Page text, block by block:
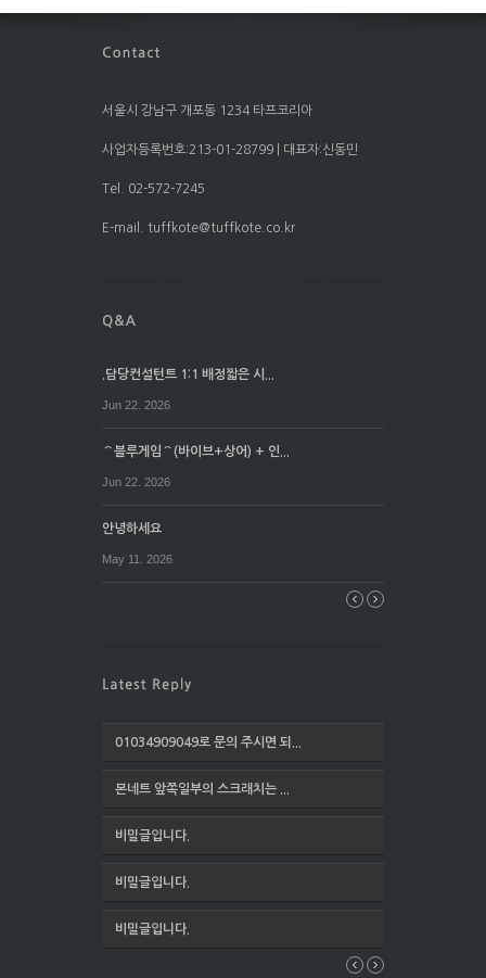
서울시 강남구 개포동 1234 타프코리아
사업자등록번호:213-01-28799 | 대표자:신동민
Tel. 02-572-7245
E-mail. tuffkote@tuffkote.co.kr
.담당컨설턴트 1:1 배정짧은 시...
Jun 22. 2026
⌒블루게임⌒(바이브+상어) + 인...
Jun 22. 2026
안녕하세요
May 11. 2026
01034909049로 문의 주시면 되...
본네트 앞쪽일부의 스크래치는 ...
비밀글입니다.
비밀글입니다.
비밀글입니다.